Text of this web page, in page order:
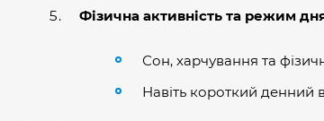
Фізична активність та режим
Сон, харчування та
Навіть короткий денний